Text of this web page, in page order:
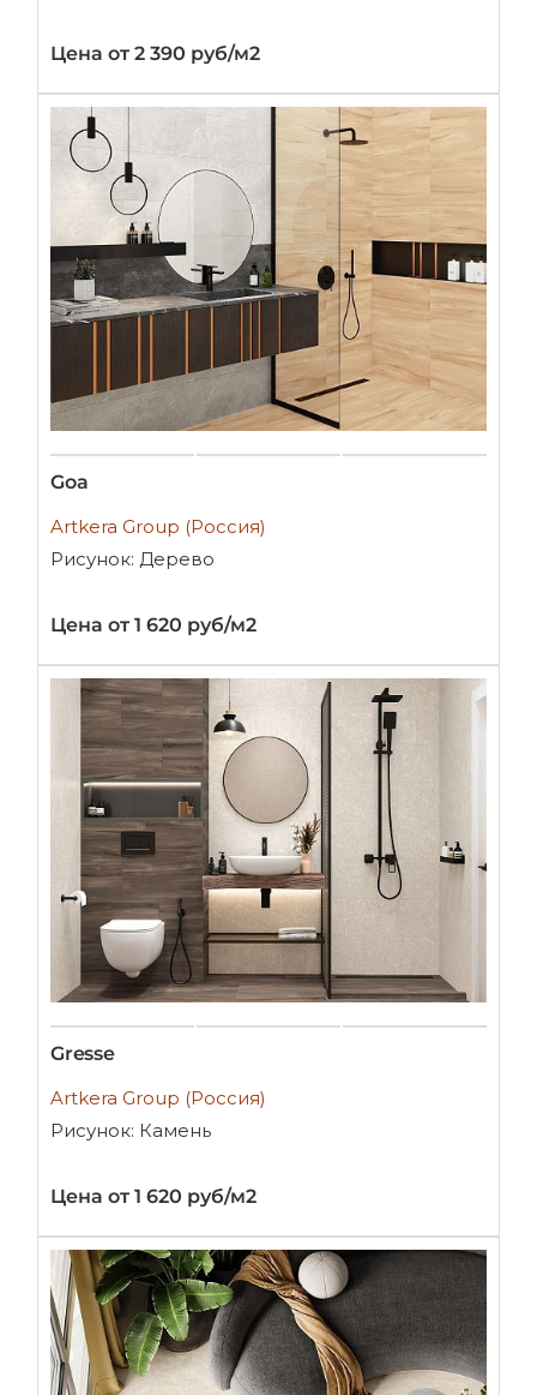
Цена от 2 390 руб/м2
Goa
Artkera Group (Россия)
Рисунок: Дерево
Цена от 1 620 руб/м2
Gresse
Artkera Group (Россия)
Рисунок: Камень
Цена от 1 620 руб/м2